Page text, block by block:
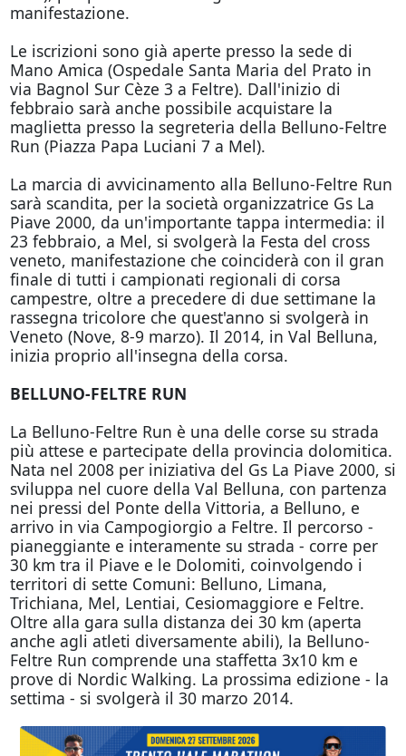
manifestazione.
Le iscrizioni sono già aperte presso la sede di
Mano Amica (Ospedale Santa Maria del Prato in
via Bagnol Sur Cèze 3 a Feltre). Dall'inizio di
febbraio sarà anche possibile acquistare la
maglietta presso la segreteria della Belluno-Feltre
Run (Piazza Papa Luciani 7 a Mel).
La marcia di avvicinamento alla Belluno-Feltre Run
sarà scandita, per la società organizzatrice Gs La
Piave 2000, da un'importante tappa intermedia: il
23 febbraio, a Mel, si svolgerà la Festa del cross
veneto, manifestazione che coinciderà con il gran
finale di tutti i campionati regionali di corsa
campestre, oltre a precedere di due settimane la
rassegna tricolore che quest'anno si svolgerà in
Veneto (Nove, 8-9 marzo). Il 2014, in Val Belluna,
inizia proprio all'insegna della corsa.
BELLUNO-FELTRE RUN
La Belluno-Feltre Run è una delle corse su strada
più attese e partecipate della provincia dolomitica.
Nata nel 2008 per iniziativa del Gs La Piave 2000, si
sviluppa nel cuore della Val Belluna, con partenza
nei pressi del Ponte della Vittoria, a Belluno, e
arrivo in via Campogiorgio a Feltre. Il percorso -
pianeggiante e interamente su strada - corre per
30 km tra il Piave e le Dolomiti, coinvolgendo i
territori di sette Comuni: Belluno, Limana,
Trichiana, Mel, Lentiai, Cesiomaggiore e Feltre.
Oltre alla gara sulla distanza dei 30 km (aperta
anche agli atleti diversamente abili), la Belluno-
Feltre Run comprende una staffetta 3x10 km e
prove di Nordic Walking. La prossima edizione - la
settima - si svolgerà il 30 marzo 2014.